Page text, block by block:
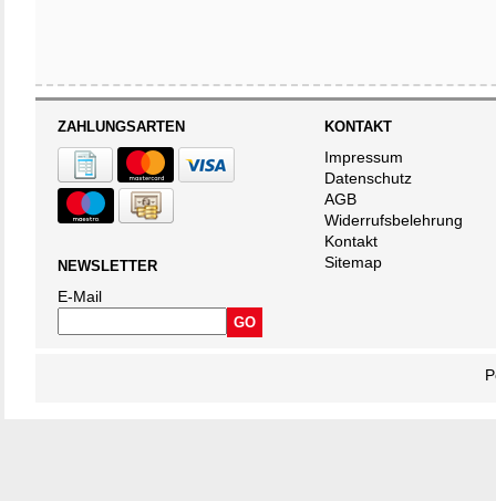
ZAHLUNGSARTEN
NEWSLETTER
E-Mail
KONTAKT
Impressum
Datenschutz
AGB
Widerrufsbelehrung
Kontakt
Sitemap